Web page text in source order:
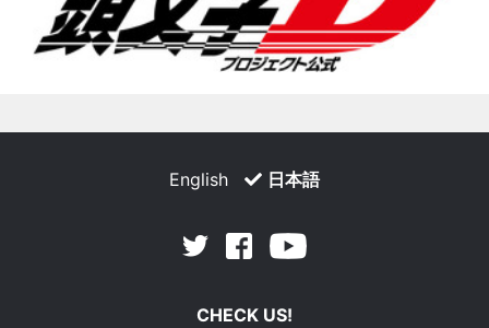
English 日本語
Twitter Facebook
CHECK US!